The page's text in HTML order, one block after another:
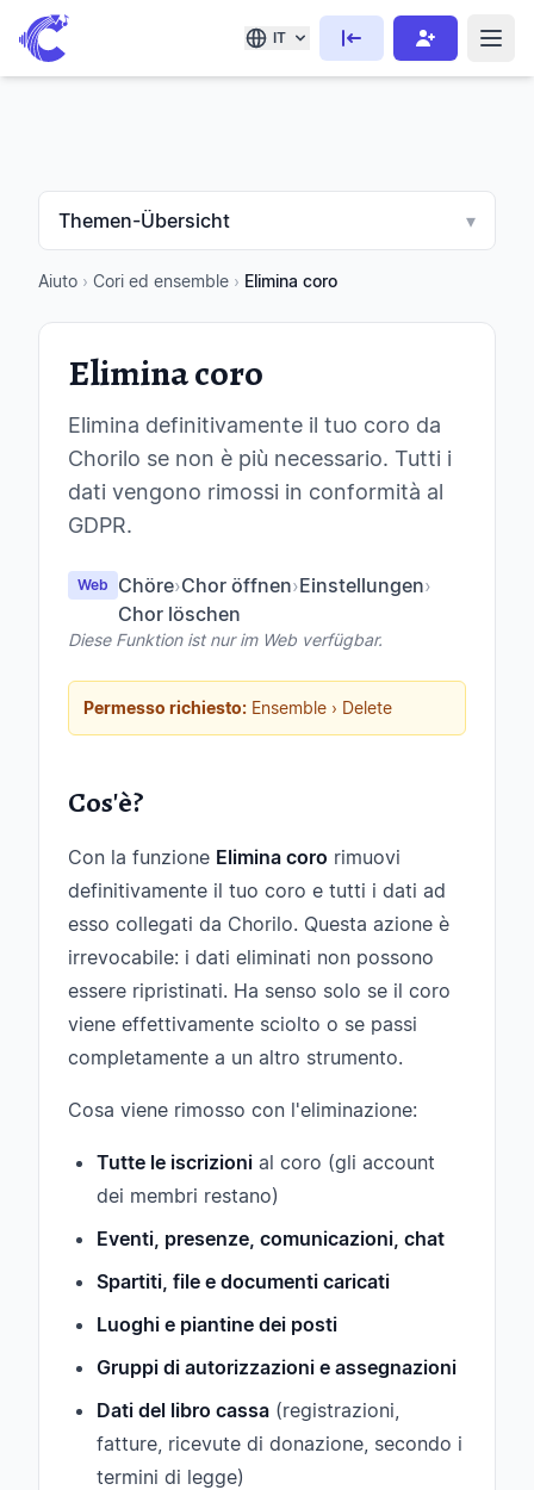
IT
Themen-Übersicht ▾
Aiuto › Cori ed ensemble › Elimina coro
Elimina coro
Elimina definitivamente il tuo coro da
Chorilo se non è più necessario. Tutti i
dati vengono rimossi in conformità al
GDPR.
Web Chöre›Chor öffnen›Einstellungen›
Chor löschen
Diese Funktion ist nur im Web verfügbar.
Permesso richiesto: Ensemble › Delete
Cos'è?
Con la funzione Elimina coro rimuovi
definitivamente il tuo coro e tutti i dati ad
esso collegati da Chorilo. Questa azione è
irrevocabile: i dati eliminati non possono
essere ripristinati. Ha senso solo se il coro
viene effettivamente sciolto o se passi
completamente a un altro strumento.
Cosa viene rimosso con l'eliminazione:
Tutte le iscrizioni al coro (gli account
dei membri restano)
Eventi, presenze, comunicazioni, chat
Spartiti, file e documenti caricati
Luoghi e piantine dei posti
Gruppi di autorizzazioni e assegnazioni
Dati del libro cassa (registrazioni,
fatture, ricevute di donazione, secondo i
termini di legge)